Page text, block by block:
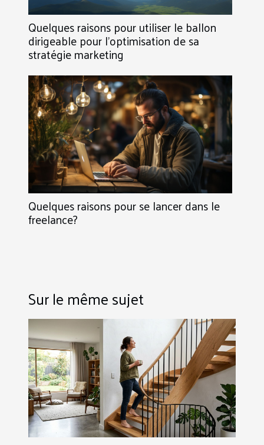
Quelques raisons pour utiliser le ballon
dirigeable pour l’optimisation de sa
stratégie marketing
Quelques raisons pour se lancer dans le
freelance?
Sur le même sujet